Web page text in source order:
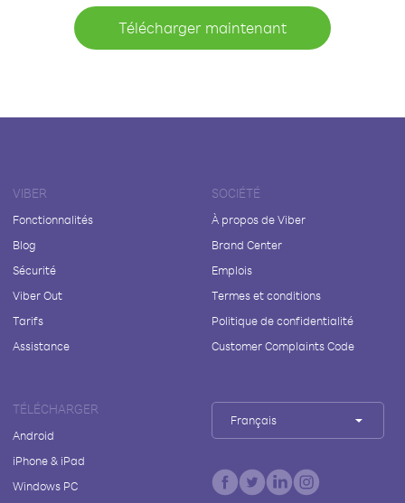
Télécharger maintenant
VIBER
Fonctionnalités
Blog
Sécurité
Viber Out
Tarifs
Assistance
SOCIÉTÉ
À propos de Viber
Brand Center
Emplois
Termes et conditions
Politique de confidentialité
Customer Complaints Code
TÉLÉCHARGER
Android
iPhone & iPad
Windows PC
Français